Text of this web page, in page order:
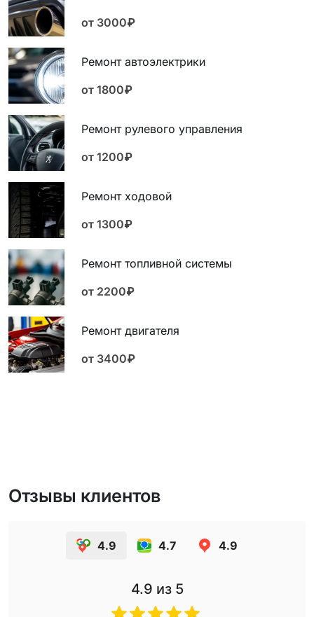
от 3000₽
Ремонт автоэлектрики
от 1800₽
Ремонт рулевого управления
от 1200₽
Ремонт ходовой
от 1300₽
Ремонт топливной системы
от 2200₽
Ремонт двигателя
от 3400₽
Отзывы клиентов
4.9 4.7 4.9
4.9 из 5